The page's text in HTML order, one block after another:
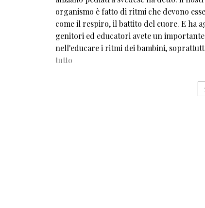
organismo è fatto di ritmi che devono
come il respiro, il battito del cuore. E ha
genitori ed educatori avete un
nell'educare i ritmi dei bambini,
tutto